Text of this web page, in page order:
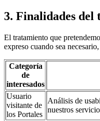
3. Finalidades del
El tratamiento que
expreso cuando sea
Categoría
de
interesados
Usuario
visitante de
los Portales
Análisis de
nuestros